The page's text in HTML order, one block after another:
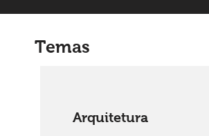
Arquitetura
Temas